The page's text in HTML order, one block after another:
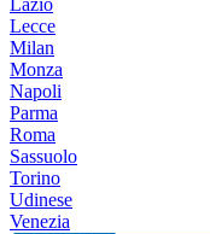
Lazio
Lecce
Milan
Monza
Napoli
Parma
Roma
Sassuolo
Torino
Udinese
Venezia